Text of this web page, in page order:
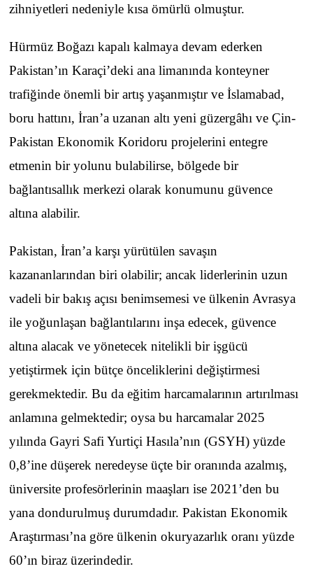
zihniyetleri nedeniyle kısa ömürlü olmuştur.
Hürmüz Boğazı kapalı kalmaya devam ederken
Pakistan’ın Karaçi’deki ana limanında konteyner
trafiğinde önemli bir artış yaşanmıştır ve İslamabad,
boru hattını, İran’a uzanan altı yeni güzergâhı ve Çin-
Pakistan Ekonomik Koridoru projelerini entegre
etmenin bir yolunu bulabilirse, bölgede bir
bağlantısallık merkezi olarak konumunu güvence
altına alabilir.
Pakistan, İran’a karşı yürütülen savaşın
kazananlarından biri olabilir; ancak liderlerinin uzun
vadeli bir bakış açısı benimsemesi ve ülkenin Avrasya
ile yoğunlaşan bağlantılarını inşa edecek, güvence
altına alacak ve yönetecek nitelikli bir işgücü
yetiştirmek için bütçe önceliklerini değiştirmesi
gerekmektedir. Bu da eğitim harcamalarının artırılması
anlamına gelmektedir; oysa bu harcamalar 2025
yılında Gayri Safi Yurtiçi Hasıla’nın (GSYH) yüzde
0,8’ine düşerek neredeyse üçte bir oranında azalmış,
üniversite profesörlerinin maaşları ise 2021’den bu
yana dondurulmuş durumdadır. Pakistan Ekonomik
Araştırması’na göre ülkenin okuryazarlık oranı yüzde
60’ın biraz üzerindedir.